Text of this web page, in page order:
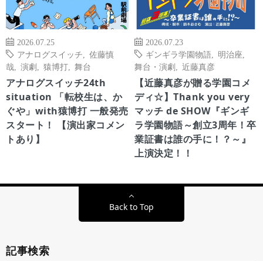
2026.07.25
アナログスイッチ
佐藤慎
哉
演劇 猿博打 舞台
アナログスイッチ24th
situation 「転校生は、か
ぐや」with猿博打 一般発売
スタート！ 【演出家コメン
トあり】
2026.07.23
ギンギラ学園物語
明治座
舞台・演劇
近藤真彦
【近藤真彦が贈る学園コメ
ディ☆】Thank you very
マッチ de SHOW『ギンギ
ラ学園物語～創立3周年！卒
業証書は誰の手に！？～』
上演決定！！
Back to Top
記事検索